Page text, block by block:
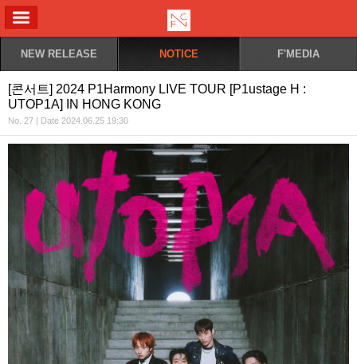
NEW RELEASE NOTICE F'MEDIA
[콘서트] 2024 P1Harmony LIVE TOUR [P1ustage H :
UTOP1A] IN HONG KONG
No. 27 | Date 2024.06.25 19:30